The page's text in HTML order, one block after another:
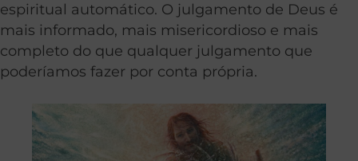
espiritual automático. O julgamento de Deus é
mais informado, mais misericordioso e mais
completo do que qualquer julgamento que
poderíamos fazer por conta própria.